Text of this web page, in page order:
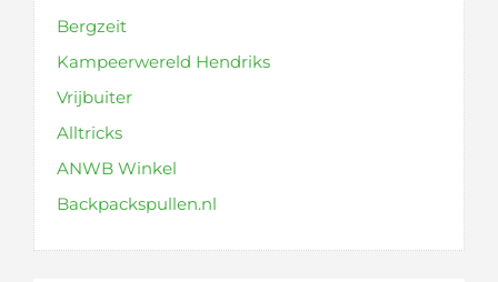
Bergzeit
Kampeerwereld Hendriks
Vrijbuiter
Alltricks
ANWB Winkel
Backpackspullen.nl